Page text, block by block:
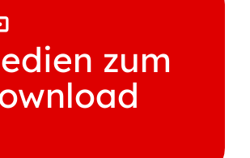
zum